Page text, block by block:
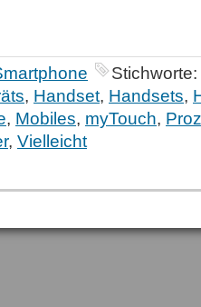
Stichworte:
, Handset, Handsets,
, Mobiles, myTouch,
, Vielleicht